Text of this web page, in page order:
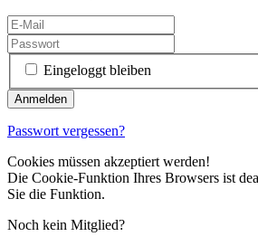
Eingeloggt bleiben
Passwort vergessen?
Cookies müssen akzeptiert werden!
Die Cookie-Funktion Ihres Browsers ist
Sie die Funktion.
Noch kein Mitglied?